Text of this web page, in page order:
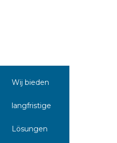
Wij bieden
langfristige
Lösungen